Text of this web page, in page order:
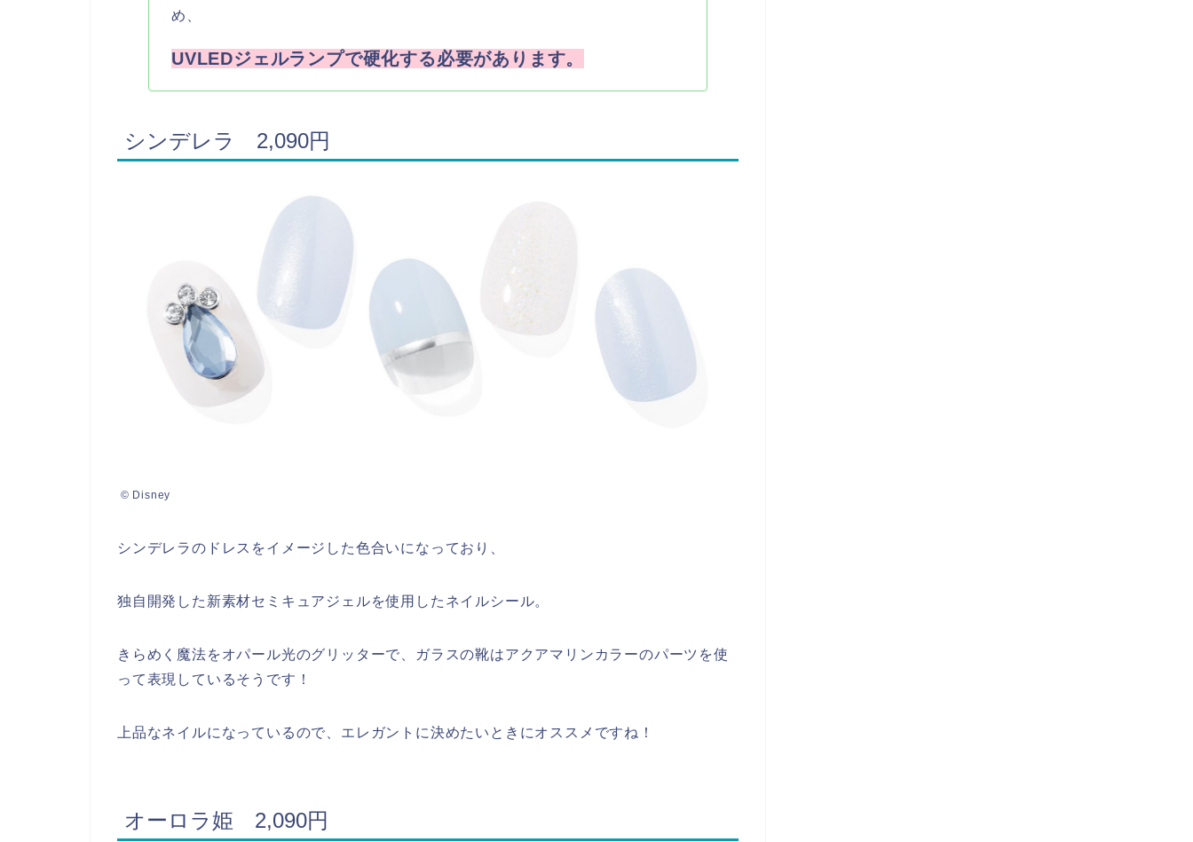
め、
UVLEDジェルランプで硬化する必要があります。
シンデレラ 2,090円
© Disney
シンデレラのドレスをイメージした色合いになっており、
独自開発した新素材セミキュアジェルを使用したネイルシール。
きらめく魔法をオパール光のグリッターで、ガラスの靴はアクアマリンカラーのパーツを使
って表現しているそうです！
上品なネイルになっているので、エレガントに決めたいときにオススメですね！
オーロラ姫 2,090円